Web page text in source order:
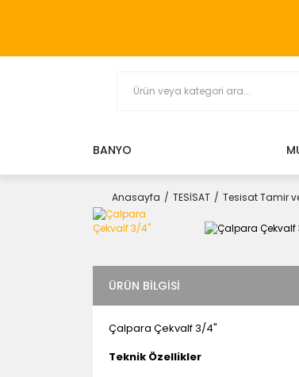
BANYO
Anasayfa TESİSAT Tesisat Tamir
ÜRÜN BILGISI
Çalpara Çekvalf 3/4"
Teknik Özellikler